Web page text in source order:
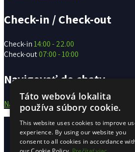
Check-in / Check-out
Check-in14:00 - 22.00
Check-out07:00 - 10:00
Navigovať do chaty
Navigovať do chaty Moritz >
Chata v Martine
O chate
Cenník
Táto webová lokalita
používa súbory cookie.
This website uses cookies to improve
experience. By using our website you
consent to all cookies in accordance